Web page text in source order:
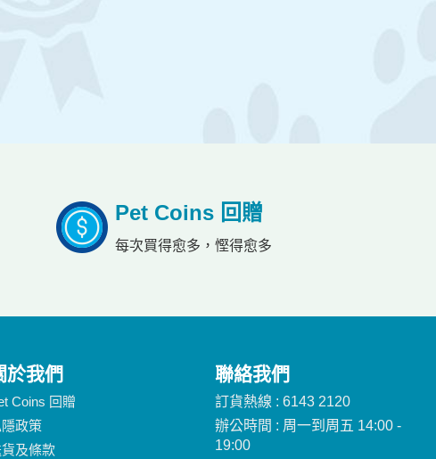
Pet Coins 回贈
每次買得愈多，慳得愈多
於我們
Coins 回贈
政策
及條款
聯絡我們
訂貨熱線 : 6143 2120
辦公時間 : 周一到周五 14:00 -
19:00